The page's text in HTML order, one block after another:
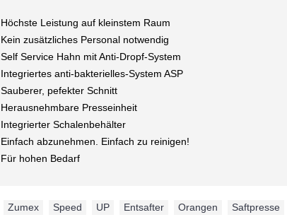
Höchste Leistung auf kleinstem Raum
Kein zusätzliches Personal notwendig
Self Service Hahn mit Anti-Dropf-System
Integriertes anti-bakterielles-System ASP
Sauberer, pefekter Schnitt
Herausnehmbare Presseinheit
Integrierter Schalenbehälter
Einfach abzunehmen. Einfach zu reinigen!
Für hohen Bedarf
Zumex Speed UP Entsafter Orangen Saftpresse